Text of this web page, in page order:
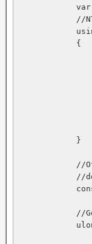
//
            {
            }
//
//
//